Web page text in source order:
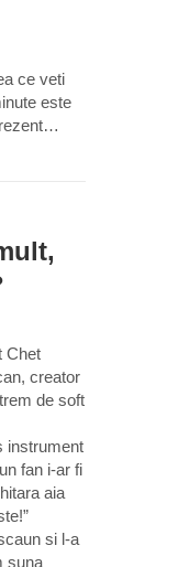
ce veti
este
Chet
creator
de soft
instrument
fan i-ar fi
aia
si l-a
suna